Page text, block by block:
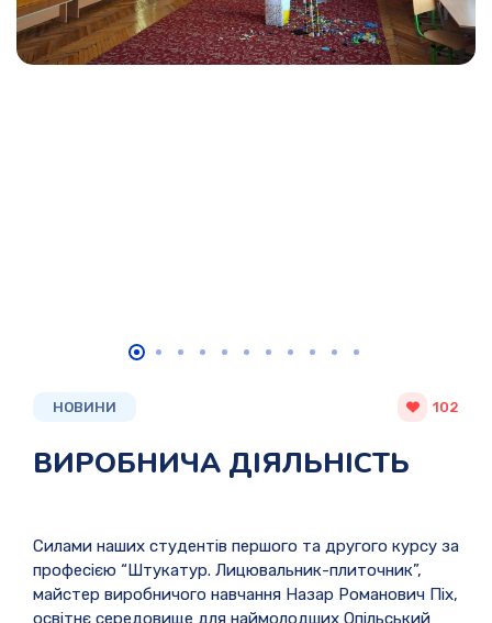
НОВИНИ 102
ВИРОБНИЧА ДІЯЛЬНІСТЬ
Силами наших студентів першого та другого курсу за
професією “Штукатур. Лицювальник-плиточник”,
майстер виробничого навчання Назар Романович Піх,
освітнє середовище для наймолодших Опільський